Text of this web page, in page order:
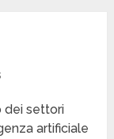
dei settori
artificiale